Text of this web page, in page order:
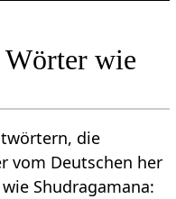
wie
die
vom Deutschen her
Shudragamana: